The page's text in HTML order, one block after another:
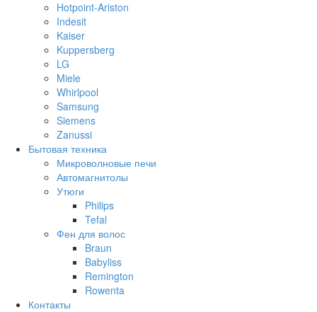
Hotpoint-Ariston
Indesit
Kaiser
Kuppersberg
LG
Miele
Whirlpool
Samsung
Siemens
Zanussi
Бытовая техника
Микроволновые печи
Автомагнитолы
Утюги
Philips
Tefal
Фен для волос
Braun
Babyliss
Remington
Rowenta
Контакты